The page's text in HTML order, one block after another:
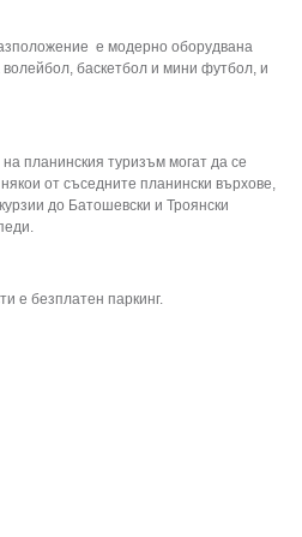
е модерно оборудвана
баскетбол и мини футбол, и
планинския туризъм могат да се
от съседните планински върхове,
до Батошевски и Троянски
е безплатен паркинг.